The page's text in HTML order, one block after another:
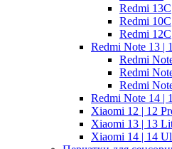
Redmi 13C
Redmi 10C
Redmi 12C
Redmi Note 13 |
Redmi
Redmi
Redmi
Redmi Note 14 |
Xiaomi 12 | 12
Xiaomi 13 | 13
Xiaomi 14 | 14